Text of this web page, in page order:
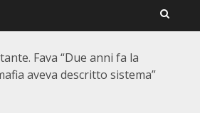
Fava “Due anni fa la
aveva descritto sistema”